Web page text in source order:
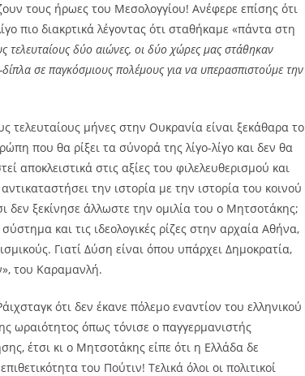
τους ήρωες του Μεσολογγίου! Ανέφερε επίσης ότι
πιο διακρτικά λέγοντας ότι σταθήκαμε «πάντα στη
τελευταίους δύο αιώνες, οι δύο χώρες μας στάθηκαν
σε παγκόσμιους πολέμους για να υπερασπιστούμε την
τελευταίους μήνες στην Ουκρανία είναι ξεκάθαρα το
που θα ρίξει τα σύνορά της λίγο-λίγο και δεν θα
αποκλειστικά στις αξίες του φιλελευθερισμού και
την ιστορία με την ιστορία του κοινού
δεν ξεκίνησε άλλωστε την ομιλία του ο Μητσοτάκης;
και τις ιδεολογικές ρίζες στην αρχαία Αθήνα,
Γιατί Δύση είναι όπου υπάρχει Δημοκρατία,
του Καραμανλή.
ότι δεν έκανε πόλεμο εναντίον του ελληνικού
ωραιότητος όπως τόνισε ο παγγερμανιστής
έτσι κι ο Μητσοτάκης είπε ότι η Ελλάδα δε
του Πούτιν! Τελικά όλοι οι πολιτικοί